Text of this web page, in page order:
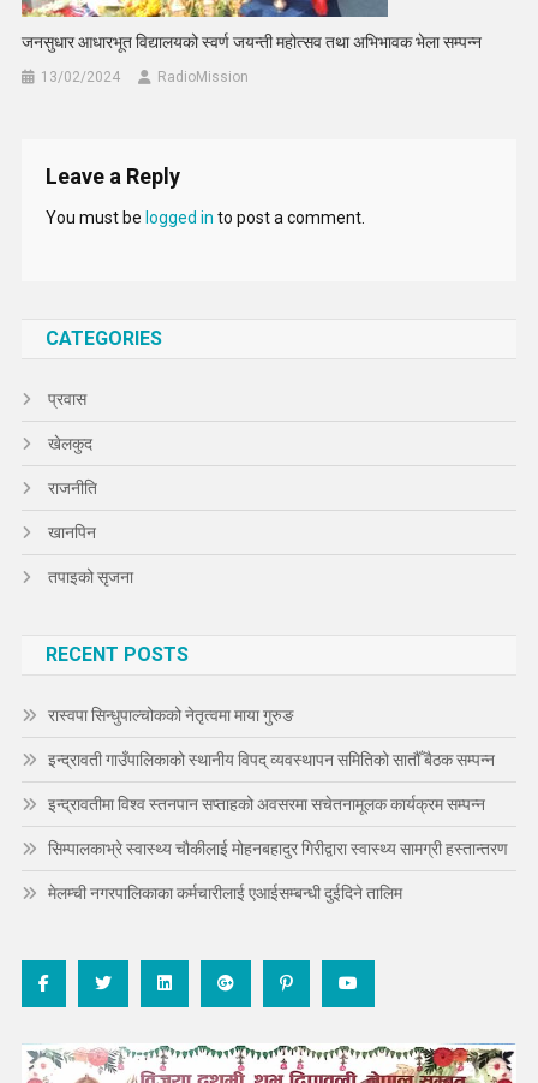
जनसुधार आधारभूत विद्यालयको स्वर्ण जयन्ती महोत्सव तथा अभिभावक भेला सम्पन्न
13/02/2024 RadioMission
Leave a Reply
You must be logged in to post a comment.
CATEGORIES
प्रवास
खेलकुद
राजनीति
खानपिन
तपाइको सृजना
RECENT POSTS
रास्वपा सिन्धुपाल्चोकको नेतृत्वमा माया गुरुङ
इन्द्रावती गाउँपालिकाको स्थानीय विपद् व्यवस्थापन समितिको सातौँ बैठक सम्पन्न
इन्द्रावतीमा विश्व स्तनपान सप्ताहको अवसरमा सचेतनामूलक कार्यक्रम सम्पन्न
सिम्पालकाभ्रे स्वास्थ्य चौकीलाई मोहनबहादुर गिरीद्वारा स्वास्थ्य सामग्री हस्तान्तरण
मेलम्ची नगरपालिकाका कर्मचारीलाई एआईसम्बन्धी दुईदिने तालिम